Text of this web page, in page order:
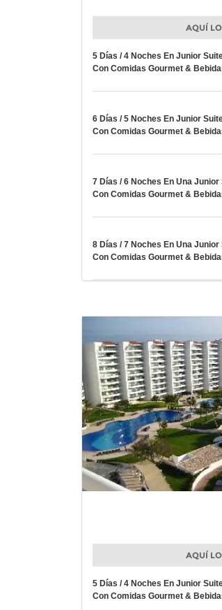
AQUÍ
5 Días / 4 Noches En Junior
Con Comidas Gourmet &
6 Días / 5 Noches En Junior
Con Comidas Gourmet &
7 Días / 6 Noches En Una Junior
Con Comidas Gourmet &
8 Días / 7 Noches En Una Junior
Con Comidas Gourmet &
AQUÍ
5 Días / 4 Noches En Junior
Con Comidas Gourmet &